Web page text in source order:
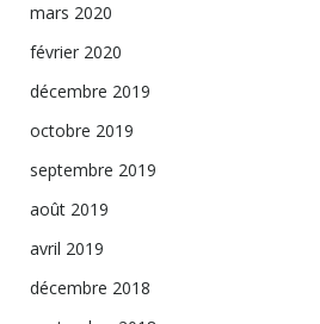
mars 2020
février 2020
décembre 2019
octobre 2019
septembre 2019
août 2019
avril 2019
décembre 2018